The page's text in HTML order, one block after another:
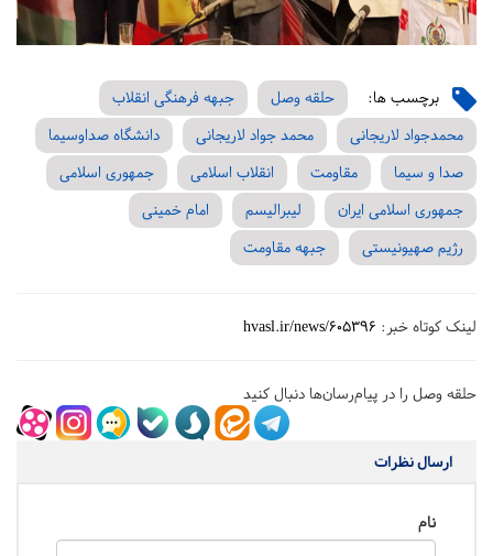
برچسب ها: حلقه وصل
جبهه فرهنگی انقلاب
محمدجواد لاریجانی
محمد جواد لاریجانی
دانشگاه صداوسیما
صدا و سیما
مقاومت انقلاب اسلامی
جمهوری اسلامی
جمهوری اسلامی ایران
لیبرالیسم
امام خمینی
رژیم صهیونیستی
جبهه مقاومت
لینک کوتاه خبر: hvasl.ir/news/605396
حلقه وصل را در پیام‌رسان‌ها دنبال کنید
ارسال نظرات
نام